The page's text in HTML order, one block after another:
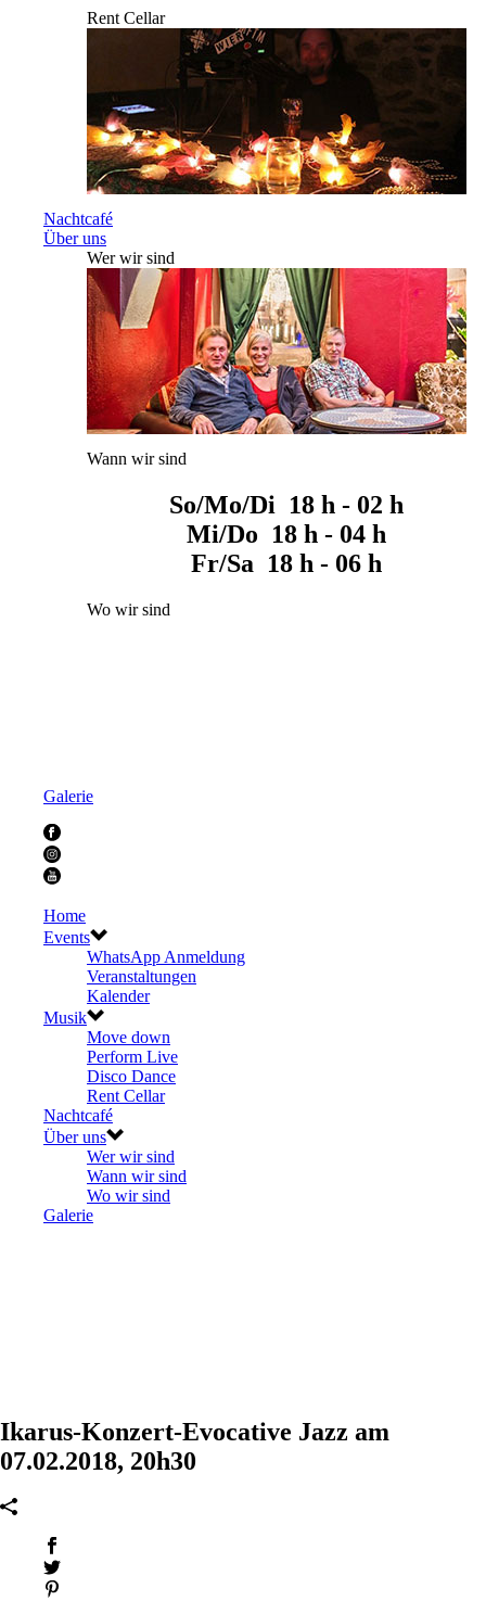
Rent Cellar
Nachtcafé
Über uns
Wer wir sind
Wann wir sind
So/Mo/Di 18 h - 02 h
Mi/Do 18 h - 04 h
Fr/Sa 18 h - 06 h
Wo wir sind
Galerie
Home
Events
WhatsApp Anmeldung
Veranstaltungen
Kalender
Musik
Move down
Perform Live
Disco Dance
Rent Cellar
Nachtcafé
Über uns
Wer wir sind
Wann wir sind
Wo wir sind
Galerie
Ikarus-Konzert-Evocative Jazz am
07.02.2018, 20h30